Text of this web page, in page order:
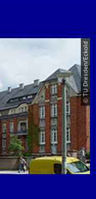
© TU Dresden/Eckold